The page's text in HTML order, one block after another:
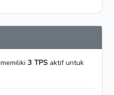
memiliki 3 TPS aktif untuk